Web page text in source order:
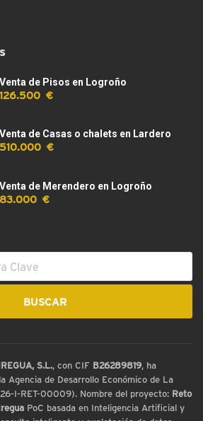
Venta de Pisos en Logroño
126.500 €
Venta de Casas o chalets en Lardero
510.000 €
Venta de Merendero en Logroño
83.000 €
S.L., con CIF B26289819, ha
Agencia de Desarrollo Económico de La
I-RET-00009). Nombre del proyecto: Reto
PoC basada en Inteligencia Artificial y